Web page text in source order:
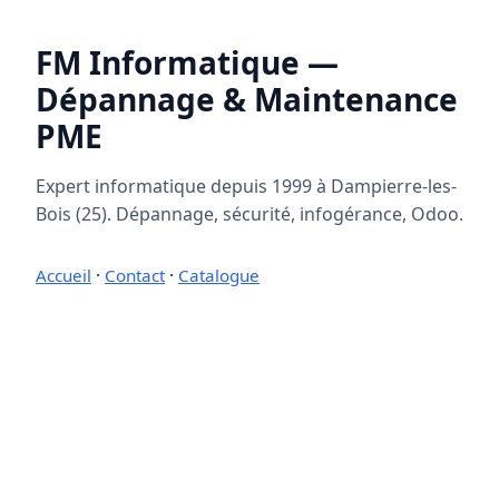
FM Informatique —
Dépannage & Maintenance
PME
Expert informatique depuis 1999 à Dampierre-les-
Bois (25). Dépannage, sécurité, infogérance, Odoo.
Accueil · Contact· Catalogue